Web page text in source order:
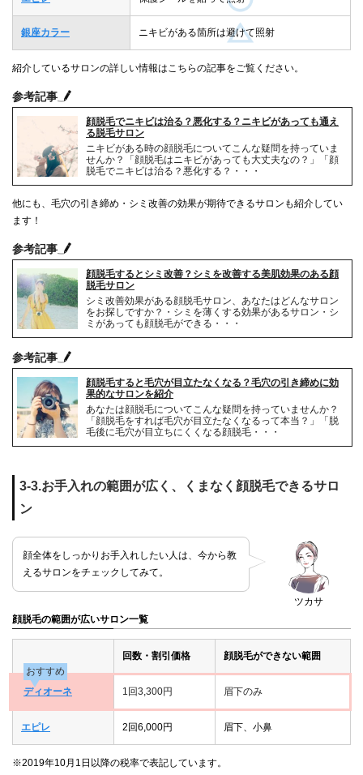
銀座カラー ニキビがある箇所は避けて照射
紹介しているサロンの詳しい情報はこちらの記事をご覧ください。
参考記事
顔脱毛でニキビは治る？悪化する？ニキビがあっても通え
る脱毛サロン
ニキビがある時の顔脱毛についてこんな疑問を持っていま
せんか？「顔脱毛はニキビがあっても大丈夫なの？」「顔
脱毛でニキビは治る？悪化する？・・・
他にも、毛穴の引き締め・シミ改善の効果が期待できるサロンも紹介してい
ます！
参考記事
顔脱毛するとシミ改善？シミを改善する美肌効果のある顔
脱毛サロン
シミ改善効果がある顔脱毛サロン、あなたはどんなサロン
をお探しですか？・シミを薄くする効果があるサロン・シ
ミがあっても顔脱毛ができる・・・
参考記事
顔脱毛すると毛穴が目立たなくなる？毛穴の引き締めに効
果的なサロンを紹介
あなたは顔脱毛についてこんな疑問を持っていませんか？
「顔脱毛をすれば毛穴が目立たなくなるって本当？」「脱
毛後に毛穴が目立ちにくくなる顔脱毛・・・
3-3.お手入れの範囲が広く、くまなく顔脱毛できるサロ
ン
ツカサ
顔全体をしっかりお手入れしたい人は、今から教
えるサロンをチェックしてみて。
顔脱毛の範囲が広いサロン一覧
回数・割引価格
顔脱毛ができない範囲
おすすめ
ディオーネ
1回3,300円 眉下のみ
エピレ 2回6,000円 眉下、小鼻
※2019年10月1日以降の税率で表記しています。